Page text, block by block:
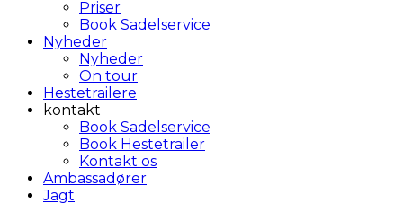
Priser
Book Sadelservice
Nyheder
Nyheder
On tour
Hestetrailere
kontakt
Book Sadelservice
Book Hestetrailer
Kontakt os
Ambassadører
Jagt